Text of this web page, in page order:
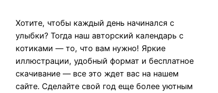
Хотите, чтобы каждый день начинался с
улыбки? Тогда наш авторский календарь с
котиками — то, что вам нужно! Яркие
иллюстрации, удобный формат и бесплатное
скачивание — все это ждет вас на нашем
сайте. Сделайте свой год еще более уютным